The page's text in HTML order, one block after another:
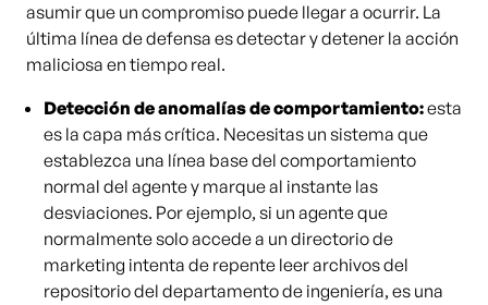
asumir que un compromiso puede llegar a ocurrir. La
última línea de defensa es detectar y detener la acción
maliciosa en tiempo real.
Detección de anomalías de comportamiento:esta
es la capa más crítica. Necesitas un sistema que
establezca una línea base del comportamiento
normal del agente y marque al instante las
desviaciones. Por ejemplo, si un agente que
normalmente solo accede a un directorio de
marketing intenta de repente leer archivos del
repositorio del departamento de ingeniería, es una